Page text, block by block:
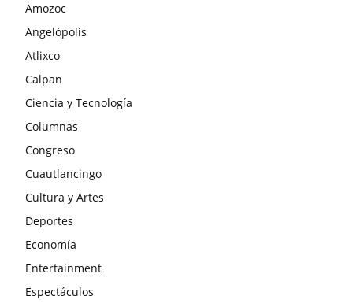
Amozoc
Angelópolis
Atlixco
Calpan
Ciencia y Tecnología
Columnas
Congreso
Cuautlancingo
Cultura y Artes
Deportes
Economía
Entertainment
Espectáculos